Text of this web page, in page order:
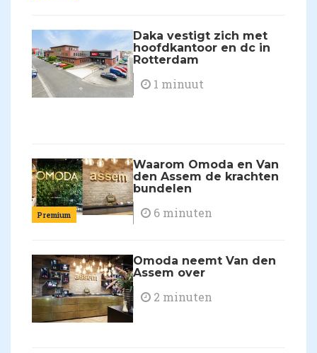
Daka vestigt zich met
hoofdkantoor en dc in
Rotterdam
1 minuut
Premium
Waarom Omoda en Van
den Assem de krachten
bundelen
6 minuten
Omoda neemt Van den
Assem over
2 minuten